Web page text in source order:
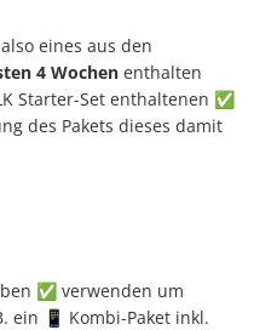
eines aus den
4 Wochen enthalten
Starter-Set enthaltenen ✅
des Pakets dieses damit
✅ verwenden um
ein 📱 Kombi-Paket inkl.